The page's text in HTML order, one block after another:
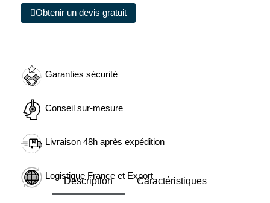
Obtenir un devis gratuit
Garanties sécurité
Conseil sur-mesure
Livraison 48h après expédition
Logistique France et Export
Description Caractéristiques